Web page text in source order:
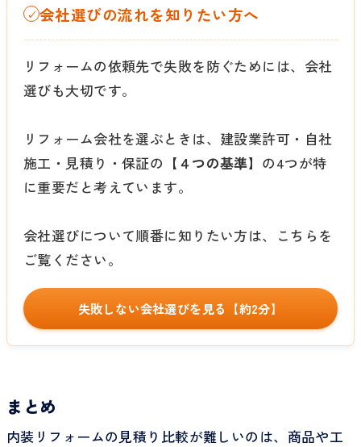
✓ 会社選びの流れを知りたい方へ
リフォームの依頼先で失敗を防ぐためには、会社
選びも大切です。
リフォーム会社を選ぶときは、建設業許可・自社
施工・見積り・保証の 【４つの基準】 の4つが特
に重要だと考えています。
会社選びについて順番に知りたい方は、こちらを
ご覧ください。
失敗しない会社選びを見る【約2分】
まとめ
内装リフォームの見積り比較が難しいのは、商品や工